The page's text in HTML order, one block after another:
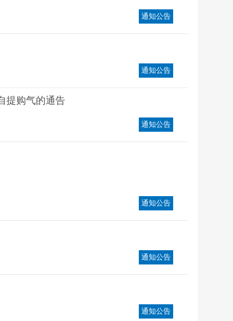
通知公告
通知公告
提购气的通告
通知公告
通知公告
通知公告
通知公告